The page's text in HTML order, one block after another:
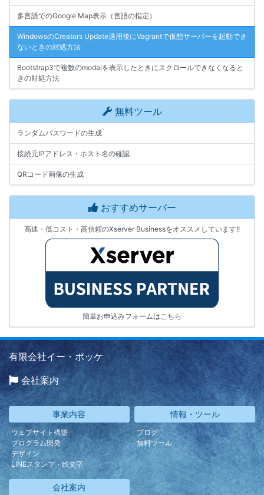
多言語でのGoogle Map表示（言語の指定）
WindowsのCreators Update適用後にVagrantで仮想サーバーを起動でき
ないときの対処方法
Bootstrap3で複数のmodalを表示したときにスクロールできなくなると
きの対処方法
無料ツール
ランダムパスワードの生成
接続元IPアドレス・ホスト名の確認
QRコード画像の生成
おすすめサーバー
高速・低コスト・高信頼のXserver Businessをオススメしています!!
簡単お申込みフォームはこちら
有限会社イー・ポッケ
会社案内
事業内容
ウェブサイト構築
プログラム開発
デザイン
LINEスタンプ・絵文字
情報・ツール
ブログ
無料ツール
会社案内